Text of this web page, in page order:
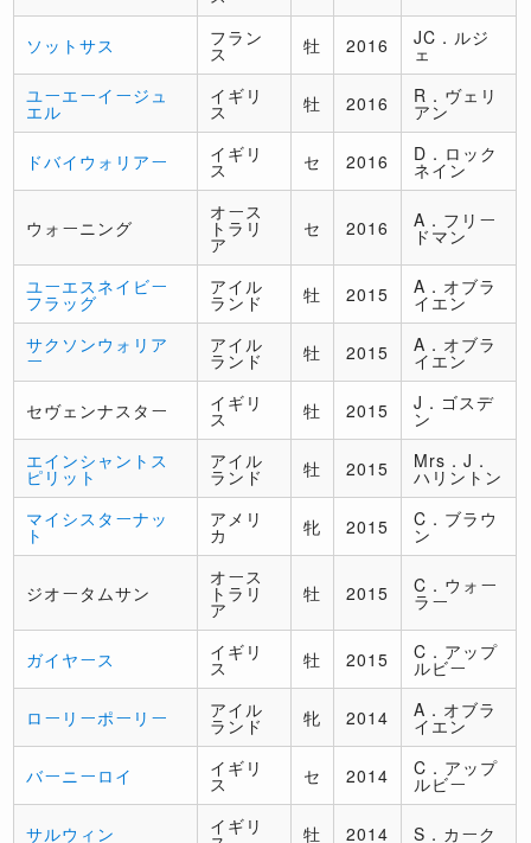
ソットサス フラン
ス 牡 2016 JC．ルジ
ェ
ユーエーイージュ
エル
イギリ
ス 牡 2016 R．ヴェリ
アン
ドバイウォリアー イギリ
ス セ 2016 D．ロック
ネイン
ウォーニング
オース
トラリ
ア
セ 2016 A．フリー
ドマン
ユーエスネイビー
フラッグ
アイル
ランド 牡 2015 A．オブラ
イエン
サクソンウォリア
ー
アイル
ランド 牡 2015 A．オブラ
イエン
セヴェンナスター イギリ
ス 牡 2015 J．ゴスデ
ン
エインシャントス
ピリット
アイル
ランド 牡 2015 Mrs．J．
ハリントン
マイシスターナッ
ト
アメリ
カ 牝 2015 C．ブラウ
ン
ジオータムサン
オース
トラリ
ア
牡 2015 C．ウォー
ラー
ガイヤース イギリ
ス 牡 2015 C．アップ
ルビー
ローリーポーリー アイル
ランド 牝 2014 A．オブラ
イエン
バーニーロイ イギリ
ス セ 2014 C．アップ
ルビー
サルウィン イギリ 牡 2014 S．カーク